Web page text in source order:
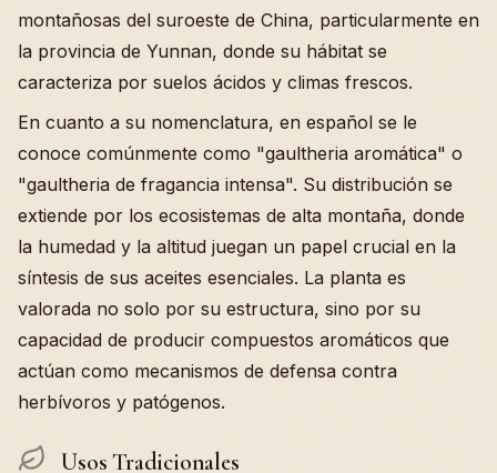
montañosas del suroeste de China, particularmente en
la provincia de Yunnan, donde su hábitat se
caracteriza por suelos ácidos y climas frescos.
En cuanto a su nomenclatura, en español se le
conoce comúnmente como "gaultheria aromática" o
"gaultheria de fragancia intensa". Su distribución se
extiende por los ecosistemas de alta montaña, donde
la humedad y la altitud juegan un papel crucial en la
síntesis de sus aceites esenciales. La planta es
valorada no solo por su estructura, sino por su
capacidad de producir compuestos aromáticos que
actúan como mecanismos de defensa contra
herbívoros y patógenos.
Usos Tradicionales